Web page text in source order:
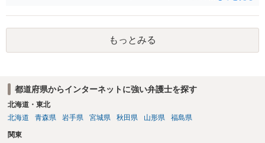
もっとみる
都道府県からインターネットに強い弁護士を探す
北海道・東北
北海道
青森県 岩手県 宮城県 秋田県 山形県 福島県
関東